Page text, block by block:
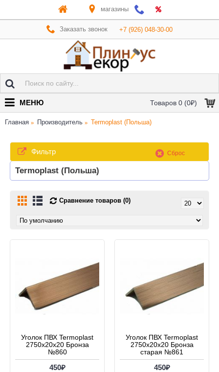
магазины
Заказать звонок +7 (926) 048-30-00
Товаров 0 (0₽)
МЕНЮ
Главная Производитель Termoplast (Польша)
Фильтр Сброс
Termoplast (Польша)
Сравнение товаров (0)
Уголок ПВХ Termoplast
2750х20х20 Бронза
№860
450₽
Уголок ПВХ Termoplast
2750х20х20 Бронза
старая №861
450₽